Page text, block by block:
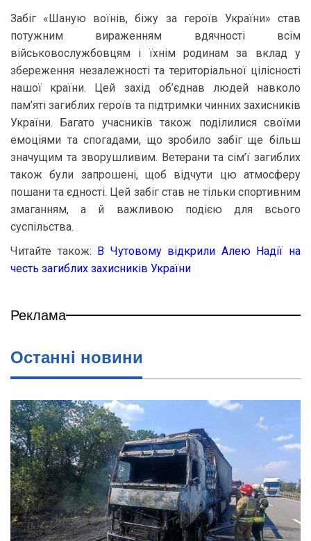
Забіг «Шаную воїнів, біжу за героїв України» став
потужним вираженням вдячності всім
військовослужбовцям і їхнім родинам за вклад у
збереження незалежності та територіальної цілісності
нашої країни. Цей захід об’єднав людей навколо
пам’яті загиблих героїв та підтримки чинних захисників
України. Багато учасників також поділилися своїми
емоціями та спогадами, що зробило забіг ще більш
значущим та зворушливим. Ветерани та сім’ї загиблих
також були запрошені, щоб відчути цю атмосферу
пошани та єдності. Цей забіг став не тільки спортивним
змаганням, а й важливою подією для всього
суспільства.
Читайте також: В Чутовому відкрили Алею Надії на
честь загиблих захисників України
Реклама
Останнi новини